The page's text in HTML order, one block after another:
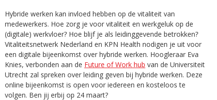
Hybride werken kan invloed hebben op de vitaliteit van
medewerkers. Hoe zorg je voor vitaliteit en werkgeluk op de
(digitale) werkvloer? Hoe blijf je als leidinggevende betrokken?
Vitaliteitsnetwerk Nederland en KPN Health nodigen je uit voor
een digitale bijeenkomst over hybride werken. Hoogleraar Eva
Knies, verbonden aan de Future of Work hub van de Universiteit
Utrecht zal spreken over leiding geven bij hybride werken. Deze
online bijeenkomst is open voor iedereen en kosteloos te
volgen. Ben jij erbij op 24 maart?